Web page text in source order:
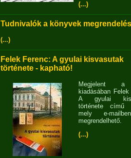
(...)
Tudnivalók a könyvek
(...)
Felek Ferenc: A gyulai kisvasutak
története - kapható!
Megjelent
kiadásában
A gyulai
története című
mely e-
megrendelhető.
(...)